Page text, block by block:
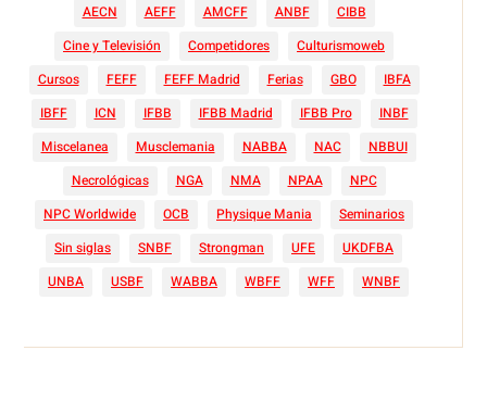
AECN AEFF AMCFF ANBF
CIBB
Cine y Televisión
Competidores
Culturismoweb
Cursos
FEFF FEFF Madrid Ferias GBO
IBFA
IBFF
ICN IFBB IFBB Madrid IFBB Pro
INBF
Miscelanea
Musclemania NABBA NAC
NBBUI
Necrológicas
NGA NMA NPAA
NPC
NPC Worldwide
OCB Physique Mania
Seminarios
Sin siglas
SNBF Strongman UFE
UKDFBA
UNBA
USBF WABBA WBFF WFF WNBF